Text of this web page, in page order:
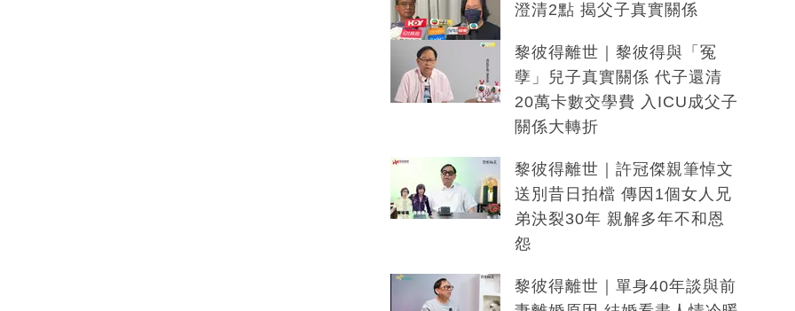
澄清2點 揭父子真實關係
黎彼得離世｜黎彼得與「冤
孽」兒子真實關係 代子還清
20萬卡數交學費 入ICU成父子
關係大轉折
黎彼得離世｜許冠傑親筆悼文
送別昔日拍檔 傳因1個女人兄
弟決裂30年 親解多年不和恩
怨
黎彼得離世｜單身40年談與前